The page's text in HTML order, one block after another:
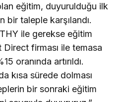
eğitim, duyurulduğu ilk
bir taleple karşılandı.
ile gerekse eğitim
firması ile temasa
oranında artırıldı.
kısa sürede dolması
bir sonraki eğitim